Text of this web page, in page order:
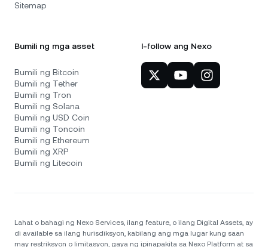
Sitemap
Bumili ng mga asset
Bumili ng Bitcoin
Bumili ng Tether
Bumili ng Tron
Bumili ng Solana
Bumili ng USD Coin
Bumili ng Toncoin
Bumili ng Ethereum
Bumili ng XRP
Bumili ng Litecoin
I-follow ang Nexo
Lahat o bahagi ng Nexo Services, ilang feature, o ilang Digital Assets, ay
di available sa ilang hurisdiksyon, kabilang ang mga lugar kung saan
may restriksyon o limitasyon, gaya ng ipinapakita sa Nexo Platform at sa